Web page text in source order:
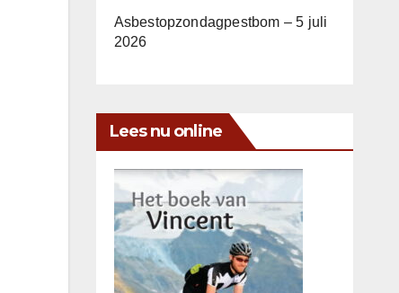
Asbestopzondagpestbom – 5 juli
2026
Lees nu online